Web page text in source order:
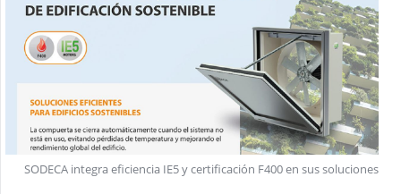
SODECA integra eficiencia IE5 y certificación F400 en sus soluciones